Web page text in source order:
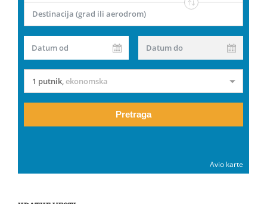
Destinacija (grad ili aerodrom)
Datum od Datum do
1 putnik,ekonomska
Pretraga
Avio karte